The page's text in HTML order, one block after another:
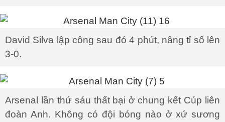
David Silva lập công sau đó 4 phút, nâng tỉ số lên
3-0.
Arsenal lần thứ sáu thất bại ở chung kết Cúp liên
đoàn Anh. Không có đội bóng nào ở xứ sương